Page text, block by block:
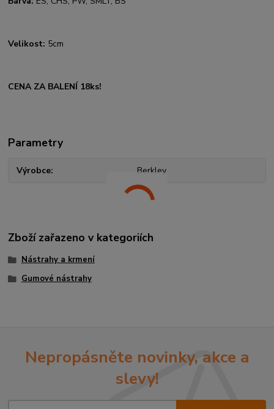
Velikost: 5cm
CENA ZA BALENÍ 18ks!
Parametry
Výrobce Berkley
Zboží zařazeno v kategoriích
Nástrahy a krmení
Gumové nástrahy
Nepropásněte novinky, akce a
slevy!